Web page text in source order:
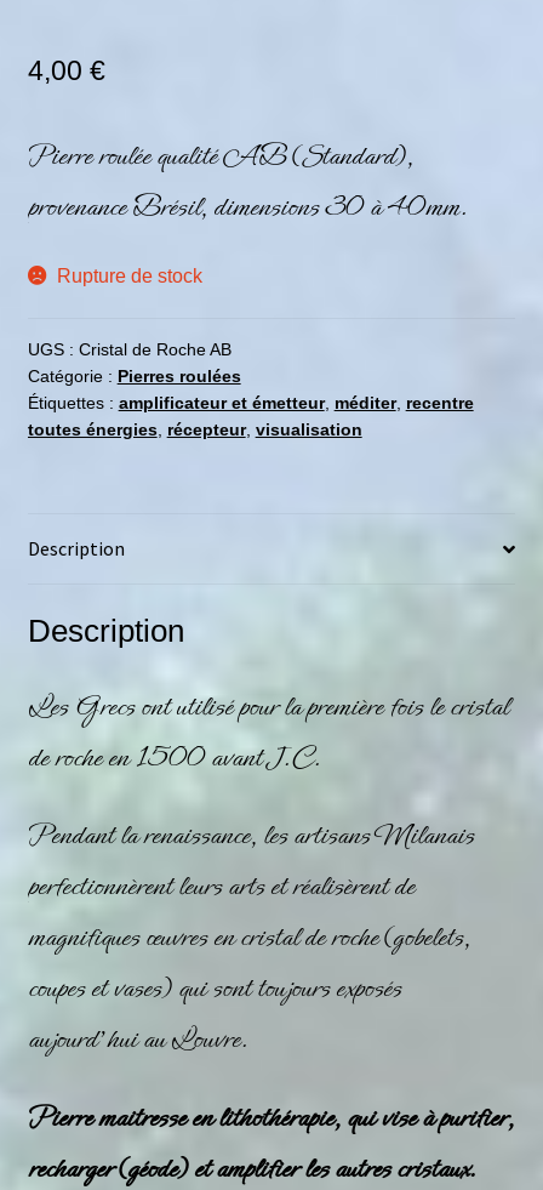
4,00 €
Pierre roulée qualité AB (Standard),
provenance Brésil, dimensions 30 à 40mm.
Rupture de stock
UGS : Cristal de Roche AB
Catégorie : Pierres roulées
Étiquettes : amplificateur et émetteur, méditer, recentre
toutes énergies, récepteur, visualisation
Description
Description
Les Grecs ont utilisé pour la première fois lecristal
de rocheen 1500 avant J.C.
Pendant la renaissance, les artisans Milanais
perfectionnèrent leurs arts et réalisèrent de
magnifiques œuvres encristal de roche(gobelets,
coupes et vases) qui sont toujours exposés
aujourd’hui au Louvre.
Pierre maitresse en lithothérapie, qui vise à purifier,
recharger (géode) et amplifier les autres cristaux.